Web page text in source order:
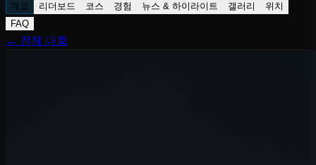
개요 리더보드 코스 경험 뉴스 & 하이라이트 갤러리
위치
FAQ
← 전체 대회